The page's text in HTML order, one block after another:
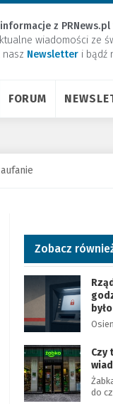
z
wiadomości ze
nasz Newsletter ​i bądź
FORUM
Zobacz
Czy
do